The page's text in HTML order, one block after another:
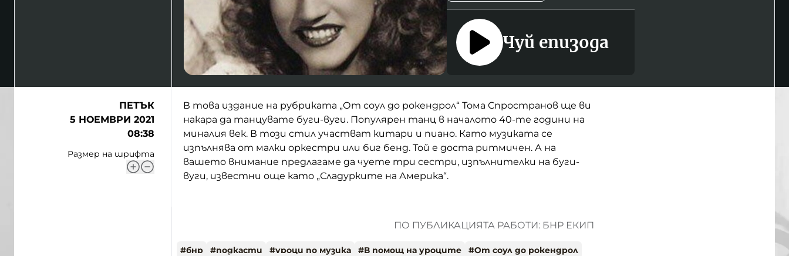
Чуй епизода
ПЕТЪК
5 НОЕМВРИ 2021
08:38
Размер на шрифта
В това издание на рубриката „От соул до рокендрол“ Тома Спространов ще ви
накара да танцувате буги-вуги. Популярен танц в началото 40-те години на
миналия век. В този стил участват китари и пиано. Като музиката се
изпълнява от малки оркестри или биг бенд. Той е доста ритмичен. А на
вашето внимание предлагаме да чуете три сестри, изпълнителки на буги-
вуги, известни още като „Сладурките на Америка“.
ПО ПУБЛИКАЦИЯТА РАБОТИ: БНР ЕКИП
#бнр #подкасти #уроци по музика #В помощ на уроците #От соул до рокендрол